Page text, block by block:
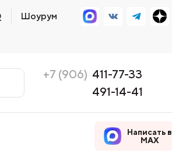
Шоурум
+7 (906) 411-77-33
491-14-41
Написать в
MAX